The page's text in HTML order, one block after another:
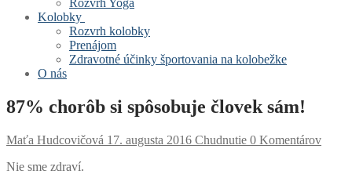
Rozvrh Yoga
Kolobky
Rozvrh kolobky
Prenájom
‪Zdravotné‬ ‪účinky‬ ‪športovania‬ na ‪‎kolobežke‬
O nás
87% chorôb si spôsobuje človek sám!
Maťa Hudcovičová 17. augusta 2016 Chudnutie 0 Komentárov
Nie sme zdraví.